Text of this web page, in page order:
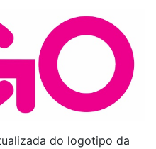
do logotipo da